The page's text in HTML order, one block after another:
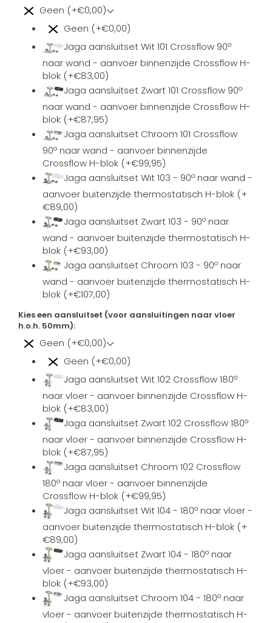
Geen (+€0,00)
Geen (+€0,00)
Jaga aansluitset Wit 101 Crossflow 90º
naar wand - aanvoer binnenzijde Crossflow H-
blok (+€83,00)
Jaga aansluitset Zwart 101 Crossflow 90º
naar wand - aanvoer binnenzijde Crossflow H-
blok (+€87,95)
Jaga aansluitset Chroom 101 Crossflow
90º naar wand - aanvoer binnenzijde
Crossflow H-blok (+€99,95)
Jaga aansluitset Wit 103 - 90º naar wand -
aanvoer buitenzijde thermostatisch H-blok (+
€89,00)
Jaga aansluitset Zwart 103 - 90º naar
wand - aanvoer buitenzijde thermostatisch H-
blok (+€93,00)
Jaga aansluitset Chroom 103 - 90º naar
wand - aanvoer buitenzijde thermostatisch H-
blok (+€107,00)
Kies een aansluitset (voor aansluitingen naar vloer
h.o.h. 50mm):
Geen (+€0,00)
Geen (+€0,00)
Jaga aansluitset Wit 102 Crossflow 180º
naar vloer - aanvoer binnenzijde Crossflow H-
blok (+€83,00)
Jaga aansluitset Zwart 102 Crossflow 180º
naar vloer - aanvoer binnenzijde Crossflow H-
blok (+€87,95)
Jaga aansluitset Chroom 102 Crossflow
180º naar vloer - aanvoer binnenzijde
Crossflow H-blok (+€99,95)
Jaga aansluitset Wit 104 - 180º naar vloer -
aanvoer buitenzijde thermostatisch H-blok (+
€89,00)
Jaga aansluitset Zwart 104 - 180º naar
vloer - aanvoer buitenzijde thermostatisch H-
blok (+€93,00)
Jaga aansluitset Chroom 104 - 180º naar
vloer - aanvoer buitenzijde thermostatisch H-